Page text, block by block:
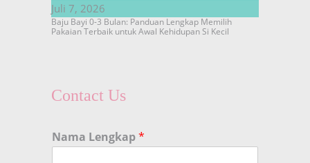
Juli 7, 2026
Baju Bayi 0-3 Bulan: Panduan Lengkap Memilih
Pakaian Terbaik untuk Awal Kehidupan Si Kecil
Contact Us
Nama Lengkap*